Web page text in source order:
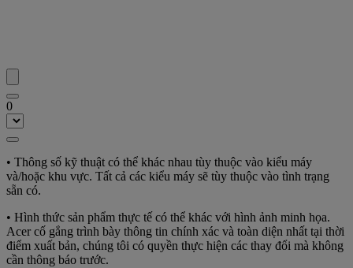
0
• Thông số kỹ thuật có thể khác nhau tùy thuộc vào kiểu máy
và/hoặc khu vực. Tất cả các kiểu máy sẽ tùy thuộc vào tình trạng
sẵn có.
• Hình thức sản phẩm thực tế có thể khác với hình ảnh minh họa.
Acer cố gắng trình bày thông tin chính xác và toàn diện nhất tại thời
điểm xuất bản, chúng tôi có quyền thực hiện các thay đổi mà không
cần thông báo trước.